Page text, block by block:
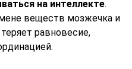
на интеллекте.
веществ мозжечка и
равновесие,